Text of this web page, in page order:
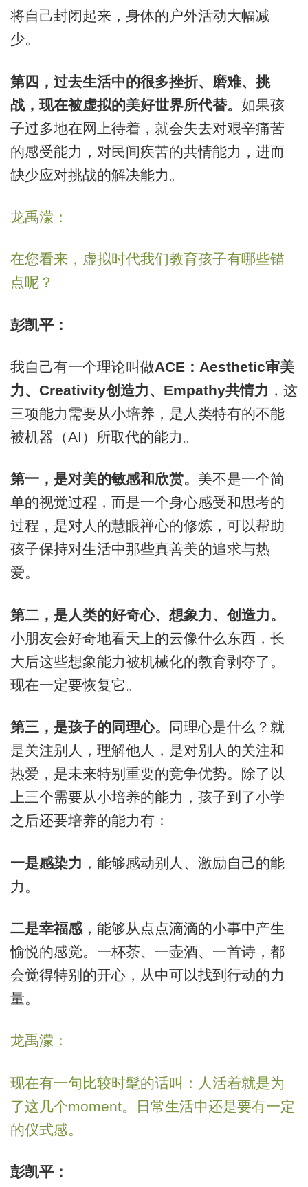
将自己封闭起来，身体的户外活动大幅减
少。
第四，过去生活中的很多挫折、磨难、挑
战，现在被虚拟的美好世界所代替。 如果孩
子过多地在网上待着，就会失去对艰辛痛苦
的感受能力，对民间疾苦的共情能力，进而
缺少应对挑战的解决能力。
龙禹濛：
在您看来，虚拟时代我们教育孩子有哪些锚
点呢？
彭凯平：
我自己有一个理论叫做ACE：Aesthetic审美
力、Creativity创造力、Empathy共情力 ，这
三项能力需要从小培养，是人类特有的不能
被机器（AI）所取代的能力。
第一，是对美的敏感和欣赏。 美不是一个简
单的视觉过程，而是一个身心感受和思考的
过程，是对人的慧眼禅心的修炼，可以帮助
孩子保持对生活中那些真善美的追求与热
爱。
第二，是人类的好奇心、想象力、创造力。
小朋友会好奇地看天上的云像什么东西，长
大后这些想象能力被机械化的教育剥夺了。
现在一定要恢复它。
第三，是孩子的同理心。
同理心是什么？就
是关注别人，理解他人，是对别人的关注和
热爱，是未来特别重要的竞争优势。除了以
上三个需要从小培养的能力，孩子到了小学
之后还要培养的能力有：
一是感染力 ，能够感动别人、激励自己的能
力。
二是幸福感，能够从点点滴滴的小事中产生
愉悦的感觉。一杯茶、一壶酒、一首诗，都
会觉得特别的开心，从中可以找到行动的力
量。
龙禹濛：
现在有一句比较时髦的话叫：人活着就是为
了这几个moment。日常生活中还是要有一定
的仪式感。
彭凯平：